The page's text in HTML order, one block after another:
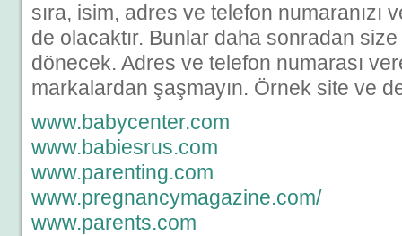
sıra, isim, adres ve telefon numaranızı
de olacaktır. Bunlar daha sonradan
dönecek. Adres ve telefon numarası
markalardan şaşmayın. Örnek site ve
www.babycenter.com
www.babiesrus.com
www.parenting.com
www.pregnancymagazine.com/
www.parents.com